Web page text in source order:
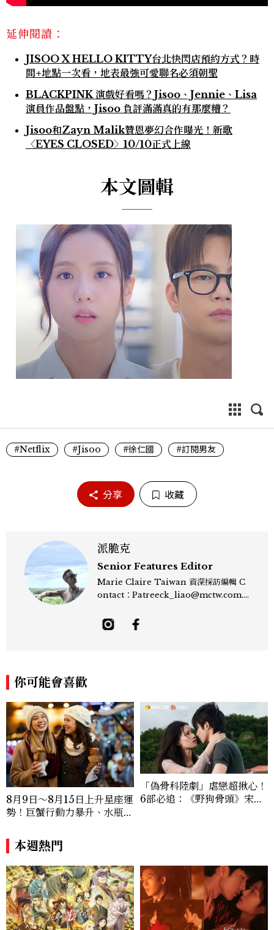
延伸閱讀：
JISOO X HELLO KITTY台北快閃店預約方式？時
間+地點一次看，地表最強可愛聯名必須朝聖
BLACKPINK 演戲好看嗎？Jisoo、Jennie、Lisa
演員作品盤點，Jisoo 負評滿滿真的有那麼糟？
Jisoo和Zayn Malik贊恩夢幻合作曝光！新歌
〈EYES CLOSED〉10/10正式上線
本文圖輯
#Netflix #Jisoo #徐仁國 #訂閱男友
分享 收藏
派脆克
Senior Features Editor
Marie Claire Taiwan 資深採訪編輯 C
ontact：Patreeck_liao@mctw.com.t
敏銳的觀察力與敘事能力，撰寫出兼具深度
與美感的專題內容，長期關注亞洲娛樂、人
力的跨平台敘事語言。認為好的內容不僅是
記錄時代，更是溫柔的行動——在每一段訪
談與每一篇文章裡，留下值得反覆回味的
光。
你可能會喜歡
8月9日～8月15日上升星座運
勢！巨蟹行動力暴升、水瓶迎
「偽骨科陸劇」虐戀超揪心！
6部必追：《野狗骨頭》宋威
本週熱門